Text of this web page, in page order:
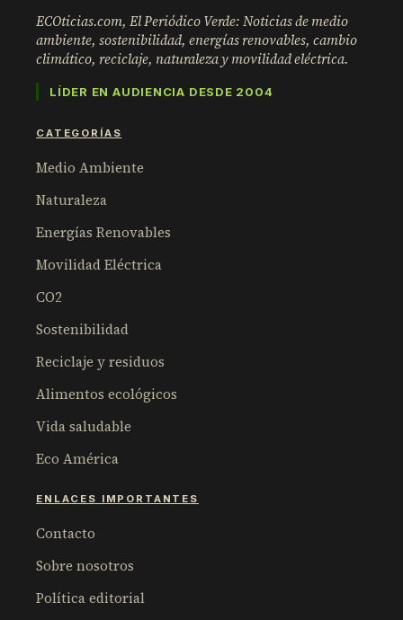
ECOticias.com, El Periódico Verde: Noticias de medio
ambiente, sostenibilidad, energías renovables, cambio
climático, reciclaje, naturaleza y movilidad eléctrica.
LÍDER EN AUDIENCIA DESDE 2004
CATEGORÍAS
Medio Ambiente
Naturaleza
Energías Renovables
Movilidad Eléctrica
CO2
Sostenibilidad
Reciclaje y residuos
Alimentos ecológicos
Vida saludable
Eco América
ENLACES IMPORTANTES
Contacto
Sobre nosotros
Política editorial